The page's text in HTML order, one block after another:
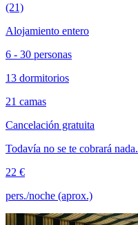
(21)
Alojamiento entero
6 - 30 personas
13 dormitorios
21 camas
Cancelación gratuita
Todavía no se te cobrará nada.
22 €
pers./noche (aprox.)